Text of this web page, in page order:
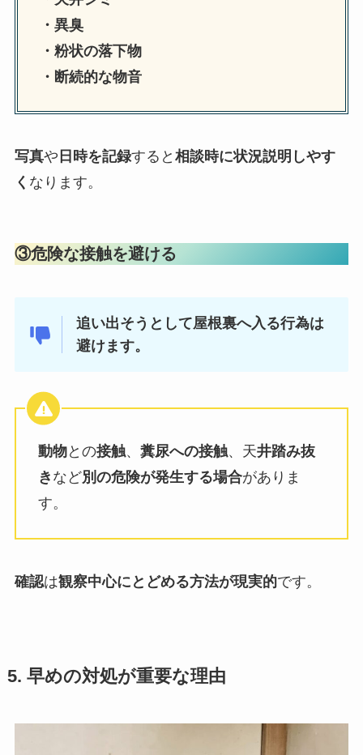
・異臭
・粉状の落下物
・断続的な物音
写真や 日時を記録すると 相談時に状況説明しやす
く なります。
③危険な接触を避ける
追い出そうとして屋根裏へ入る行為は
避けます。
動物との接触、 糞尿への接触、天井踏み抜
き など別の危険が発生する場合がありま
す。
確認は観察中心にとどめる方法が現実的です。
5. 早めの対処が重要な理由